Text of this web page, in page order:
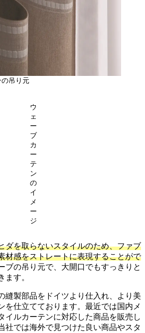
吊り元
ウ
ェ
ー
ブ
カ
ー
テ
ン
の
イ
メ
ー
ジ
ダを取らないスタイルのため、ファブ
材感をストレートに表現することがで
ブの吊り元で、大開口でもすっきりと
ます。
縫製部品をドイツより仕入れ、より美
を仕立てております。最近では国内メ
イルカーテンに対応した商品を販売し
社では海外で見つけた良い商品やスタ